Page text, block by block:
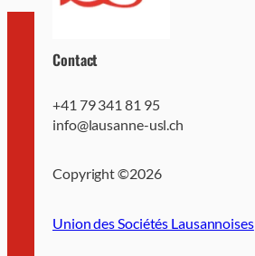
Contact
+41 79 341 81 95
info@lausanne-usl.ch
Copyright ©2026
Union des Sociétés Lausannoises